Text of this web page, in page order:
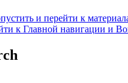
и перейти к
к Главной навигации и